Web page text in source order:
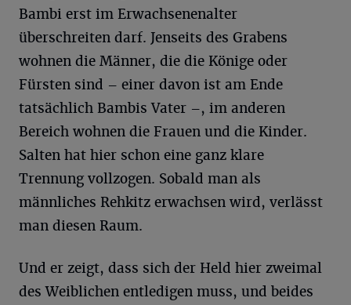
Bambi erst im Erwachsenenalter
überschreiten darf. Jenseits des Grabens
wohnen die Männer, die die Könige oder
Fürsten sind – einer davon ist am Ende
tatsächlich Bambis Vater –, im anderen
Bereich wohnen die Frauen und die Kinder.
Salten hat hier schon eine ganz klare
Trennung vollzogen. Sobald man als
männliches Rehkitz erwachsen wird, verlässt
man diesen Raum.
Und er zeigt, dass sich der Held hier zweimal
des Weiblichen entledigen muss, und beides